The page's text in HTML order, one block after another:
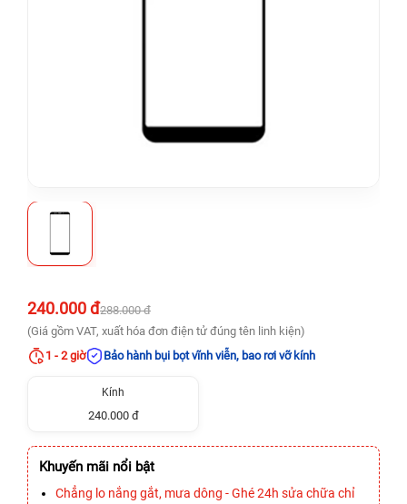
240.000 đ288.000 đ
(Giá gồm VAT, xuất hóa đơn điện tử đúng tên linh kiện)
1 - 2 giờ
Bảo hành bụi bọt vĩnh viễn, bao rơi vỡ kính
Kính
240.000 đ
Khuyến mãi nổi bật
Chẳng lo nắng gắt, mưa dông - Ghé 24h sửa chữa chỉ